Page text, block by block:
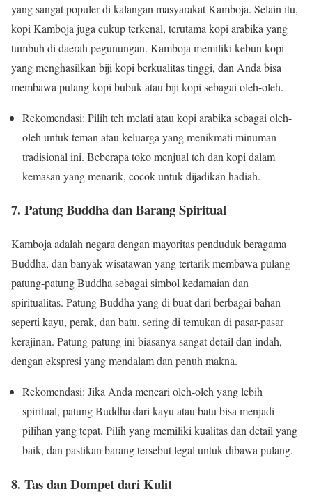
yang sangat populer di kalangan masyarakat Kamboja. Selain itu,
kopi Kamboja juga cukup terkenal, terutama kopi arabika yang
tumbuh di daerah pegunungan. Kamboja memiliki kebun kopi
yang menghasilkan biji kopi berkualitas tinggi, dan Anda bisa
membawa pulang kopi bubuk atau biji kopi sebagai oleh-oleh.
Rekomendasi: Pilih teh melati atau kopi arabika sebagai oleh-
oleh untuk teman atau keluarga yang menikmati minuman
tradisional ini. Beberapa toko menjual teh dan kopi dalam
kemasan yang menarik, cocok untuk dijadikan hadiah.
7. Patung Buddha dan Barang Spiritual
Kamboja adalah negara dengan mayoritas penduduk beragama
Buddha, dan banyak wisatawan yang tertarik membawa pulang
patung-patung Buddha sebagai simbol kedamaian dan
spiritualitas. Patung Buddha yang di buat dari berbagai bahan
seperti kayu, perak, dan batu, sering di temukan di pasar-pasar
kerajinan. Patung-patung ini biasanya sangat detail dan indah,
dengan ekspresi yang mendalam dan penuh makna.
Rekomendasi: Jika Anda mencari oleh-oleh yang lebih
spiritual, patung Buddha dari kayu atau batu bisa menjadi
pilihan yang tepat. Pilih yang memiliki kualitas dan detail yang
baik, dan pastikan barang tersebut legal untuk dibawa pulang.
8. Tas dan Dompet dari Kulit